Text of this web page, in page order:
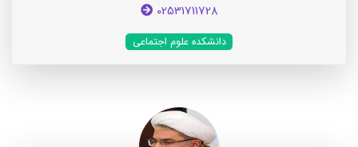
02531711728
دانشکده علوم اجتماعی